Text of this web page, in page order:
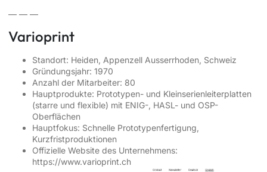
— — —
Varioprint
Standort: Heiden, Appenzell Ausserrhoden, Schweiz
Gründungsjahr: 1970
Anzahl der Mitarbeiter: 80
Hauptprodukte: Prototypen- und Kleinserienleiterplatten
(starre und flexible) mit ENIG-, HASL- und OSP-
Oberflächen
Hauptfokus: Schnelle Prototypenfertigung,
Kurzfristproduktionen
Offizielle Website des Unternehmens:
https://www.varioprint.ch